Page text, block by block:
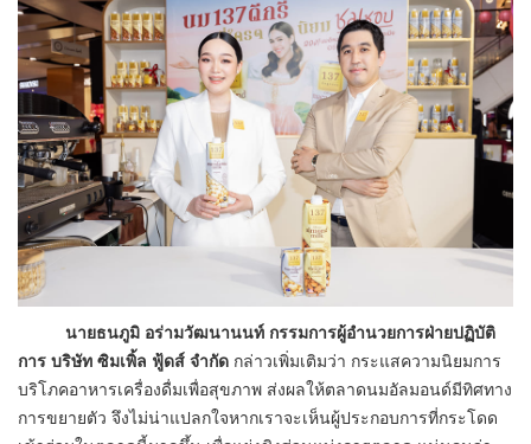
นายธนภูมิ อร่ามวัฒนานนท์ กรรมการผู้อำนวยการฝ่ายปฏิบัติ
การ บริษัท ซิมเพิ้ล ฟู้ดส์ จำกัด กล่าวเพิ่มเติมว่า กระแสความนิยมการ
บริโภคอาหารเครื่องดื่มเพื่อสุขภาพ ส่งผลให้ตลาดนมอัลมอนด์มีทิศทาง
การขยายตัว จึงไม่น่าแปลกใจหากเราจะเห็นผู้ประกอบการที่กระโดด